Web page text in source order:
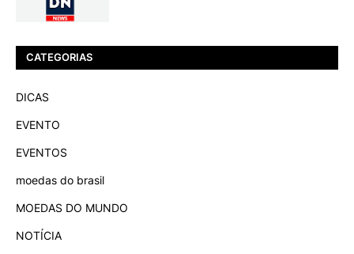
CATEGORIAS
DICAS
EVENTO
EVENTOS
moedas do brasil
MOEDAS DO MUNDO
NOTÍCIA